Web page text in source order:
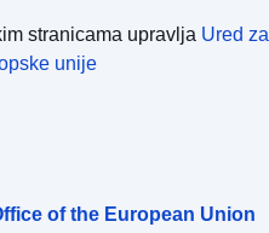
stranicama upravlja Ured za
unije
of the European Union